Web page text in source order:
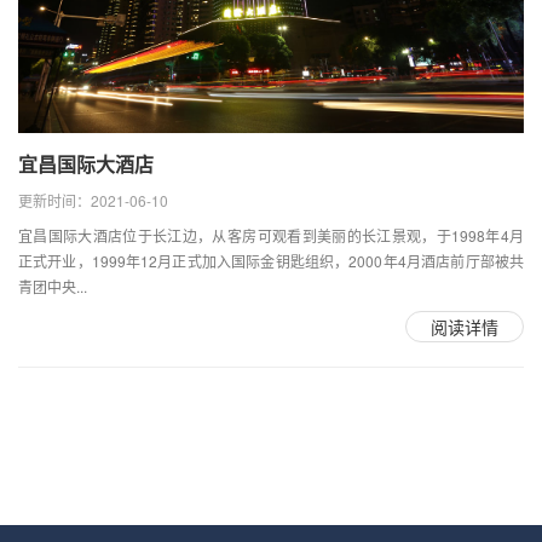
宜昌国际大酒店
更新时间：2021-06-10
宜昌国际大酒店位于长江边，从客房可观看到美丽的长江景观，于1998年4月
正式开业，1999年12月正式加入国际金钥匙组织，2000年4月酒店前厅部被共
青团中央...
阅读详情